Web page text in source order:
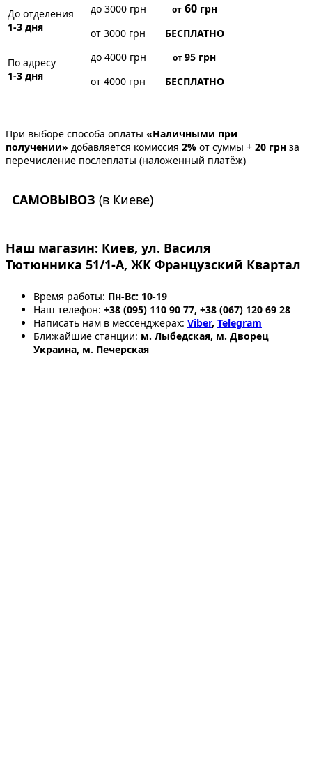
До отделения
1-3 дня
до 3000 грн от60грн
от 3000 грн
БЕСПЛАТНО
По адресу
1-3 дня
до 4000 грн от95 грн
от 4000 грн
БЕСПЛАТНО
При выборе способа оплаты «Наличными при
получении» добавляется комиссия 2% от суммы + 20 грн за
перечисление послеплаты (наложенный платёж)
САМОВЫВОЗ (в Киеве)
Наш магазин: Киев, ул. Василя
Тютюнника 51/1-А, ЖК Французский Квартал
Время работы: Пн-Вс: 10-19
Наш телефон: +38 (095) 110 90 77, +38 (067) 120 69 28
Написать нам в мессенджерах: Viber, Telegram
Ближайшие станции: м. Лыбедская, м. Дворец
Украина, м. Печерская